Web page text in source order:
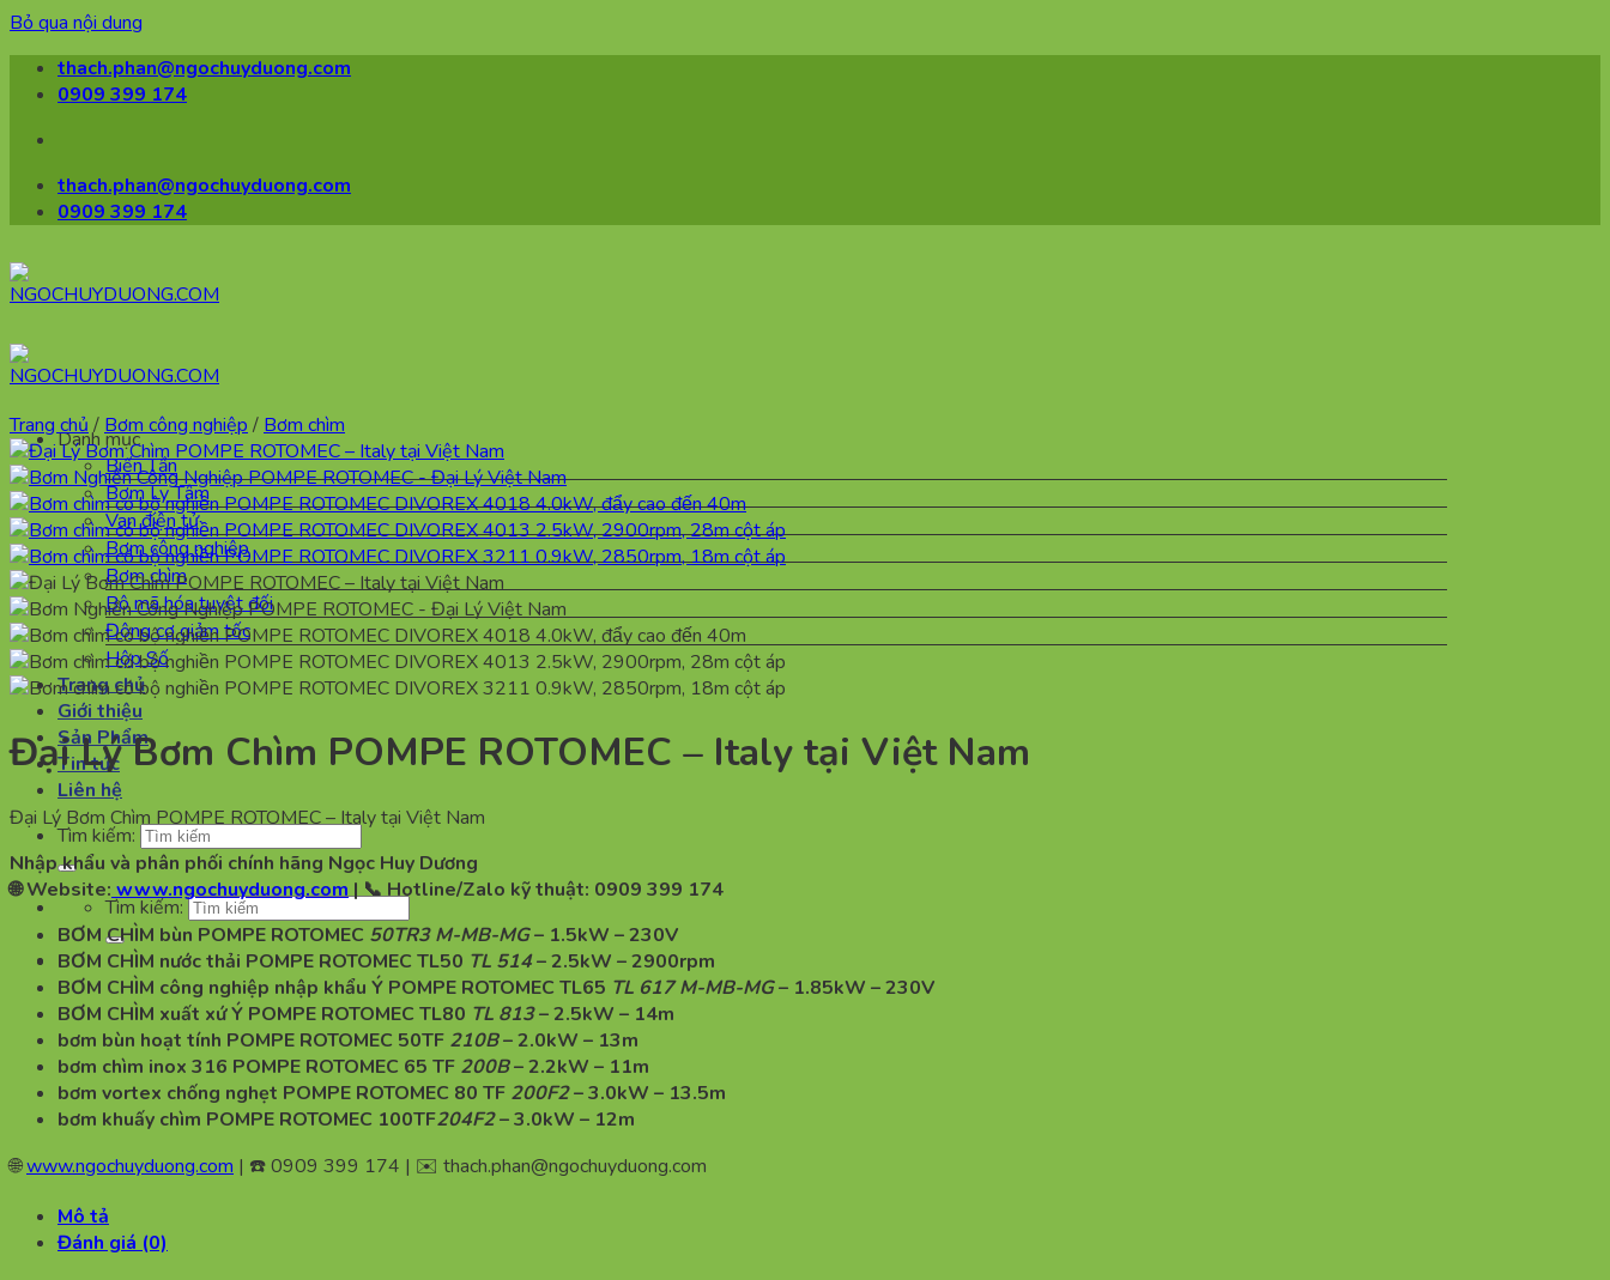
Bỏ qua nội dung
thach.phan@ngochuyduong.com
0909 399 174
thach.phan@ngochuyduong.com
0909 399 174
Danh mục
Biến Tần
Bơm Ly Tâm
Van điện tử
Bơm công nghiệp
Bơm chìm
Bộ mã hóa tuyệt đối
Động cơ giảm tốc
Hộp Số
Trang chủ
Giới thiệu
Sản Phẩm
Tin tức
Liên hệ
Tìm kiếm:
Tìm kiếm:
Trang chủ / Bơm công nghiệp / Bơm chìm
Đại Lý Bơm Chìm POMPE ROTOMEC – Italy tại Việt Nam
Đại Lý Bơm Chìm POMPE ROTOMEC – Italy tại Việt Nam
Nhập khẩu và phân phối chính hãng Ngọc Huy Dương
🌐 Website: www.ngochuyduong.com| 📞 Hotline/Zalo kỹ thuật: 0909 399 174
BƠM CHÌM bùn POMPE ROTOMEC 50TR3 M-MB-MG– 1.5kW – 230V
BƠM CHÌM nước thải POMPE ROTOMEC TL50 TL 514– 2.5kW – 2900rpm
BƠM CHÌM công nghiệp nhập khẩu Ý POMPE ROTOMEC TL65 TL 617 M-MB-MG– 1.85kW – 230V
BƠM CHÌM xuất xứ Ý POMPE ROTOMEC TL80 TL 813– 2.5kW – 14m
bơm bùn hoạt tính POMPE ROTOMEC 50TF 210B– 2.0kW – 13m
bơm chìm inox 316 POMPE ROTOMEC 65 TF 200B– 2.2kW – 11m
bơm vortex chống nghẹt POMPE ROTOMEC 80 TF 200F2– 3.0kW – 13.5m
bơm khuấy chìm POMPE ROTOMEC 100TF204F2– 3.0kW – 12m
🌐www.ngochuyduong.com | ☎️ 0909 399 174 | ✉️ thach.phan@ngochuyduong.com
Mô tả
Đánh giá (0)